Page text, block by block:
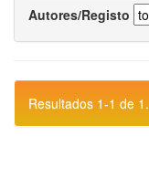
Autores/Registo
Resultados 1-1 de 1.